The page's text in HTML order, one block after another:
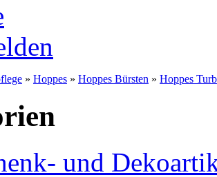
» Hoppes » Hoppes Bürsten » Hoppes
und